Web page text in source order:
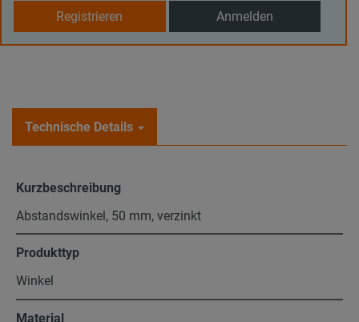
Registrieren Anmelden
Technische Details
Kurzbeschreibung
Abstandswinkel, 50 mm, verzinkt
Produkttyp
Winkel
Material